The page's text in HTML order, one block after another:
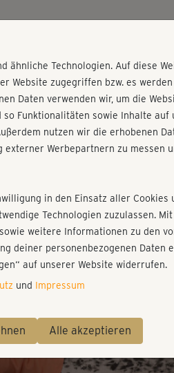
ähnliche Technologien. Auf diese
Website zugegriffen bzw. es
Daten verwenden wir, um die
Funktionalitäten sowie Inhalte
nutzen wir die erhobenen
Werbepartnern zu messen
in den Einsatz aller
Technologien zuzulassen.
weitere Informationen zu den
deiner personenbezogenen Daten
auf unserer Website widerrufen.
und Impressum
Alle akzeptieren